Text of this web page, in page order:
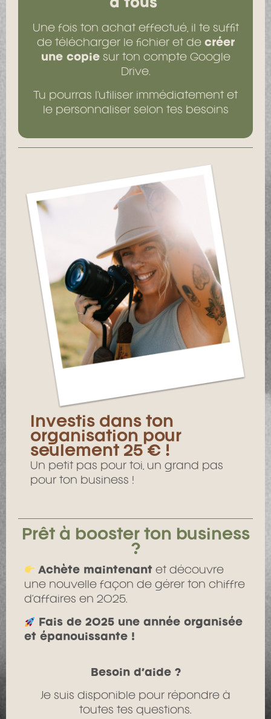
à tous
Une fois ton achat effectué, il te suffit
de télécharger le fichier et de créer
une copiesur ton compte Google
Drive.
Tu pourras l’utiliser immédiatement et
le personnaliser selon tes besoins
Investis dans ton
organisation pour
seulement 25 € !
Un petit pas pour toi, un grand pas
pour ton business !
Prêt à booster ton business
?
Achète maintenant et découvre
une nouvelle façon de gérer ton chiffre
d’affaires en 2025.
Fais de 2025 une année organisée
et épanouissante !
Besoin d’aide ?
Je suis disponible pour répondre à
toutes tes questions.